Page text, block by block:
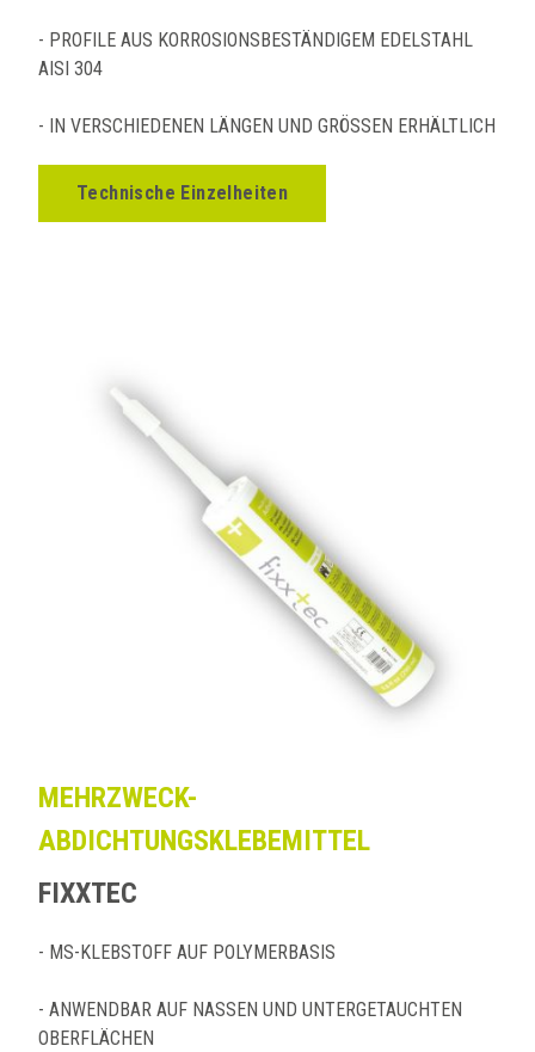
- PROFILE AUS KORROSIONSBESTÄNDIGEM EDELSTAHL
AISI 304
- IN VERSCHIEDENEN LÄNGEN UND GRÖSSEN ERHÄLTLICH
Technische Einzelheiten
MEHRZWECK-
ABDICHTUNGSKLEBEMITTEL
FIXXTEC
- MS-KLEBSTOFF AUF POLYMERBASIS
- ANWENDBAR AUF NASSEN UND UNTERGETAUCHTEN
OBERFLÄCHEN